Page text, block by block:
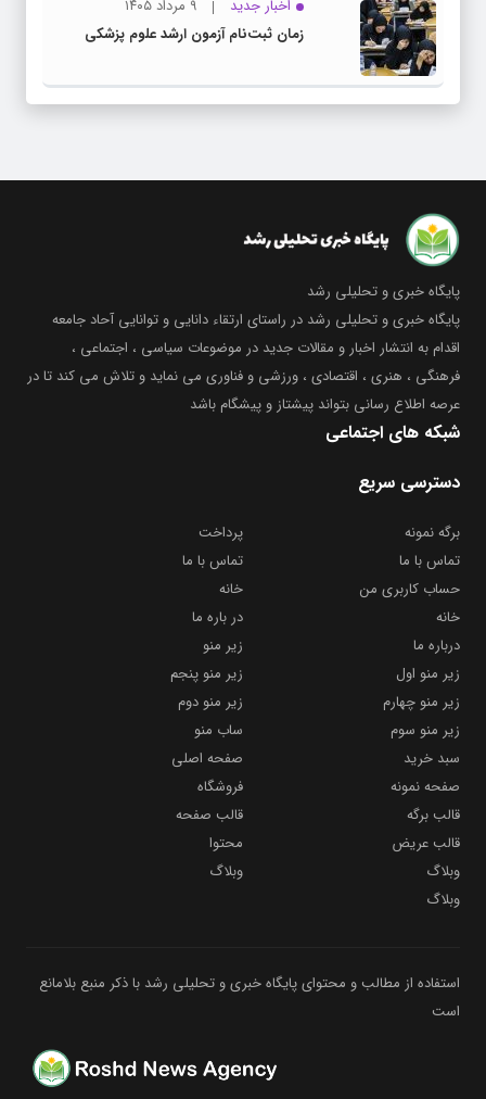
اخبار جدید
۹ مرداد ۱۴۰۵
زمان ثبت‌نام آزمون ارشد علوم پزشکی
پایگاه خبری و تحلیلی رشد
پایگاه خبری و تحلیلی رشد در راستای ارتقاء دانایی و توانایی آحاد جامعه
اقدام به انتشار اخبار و مقالات جدید در موضوعات سیاسی ، اجتماعی ،
فرهنگی ، هنری ، اقتصادی ، ورزشی و فناوری می نماید و تلاش می کند تا در
عرصه اطلاع رسانی بتواند پیشتاز و پیشگام باشد
شبکه های اجتماعی
دسترسی سریع
برگه نمونه
پرداخت
تماس با ما
تماس با ما
حساب کاربری من
خانه
خانه
در باره ما
درباره ما
زیر منو
زیر منو اول
زیر منو پنجم
زیر منو چهارم
زیر منو دوم
زیر منو سوم
ساب منو
سبد خرید
صفحه اصلی
صفحه نمونه
فروشگاه
قالب برگه
قالب صفحه
قالب عریض
محتوا
وبلاگ
وبلاگ
وبلاگ
استفاده از مطالب و محتوای پایگاه خبری و تحلیلی رشد با ذکر منبع بلامانع
است